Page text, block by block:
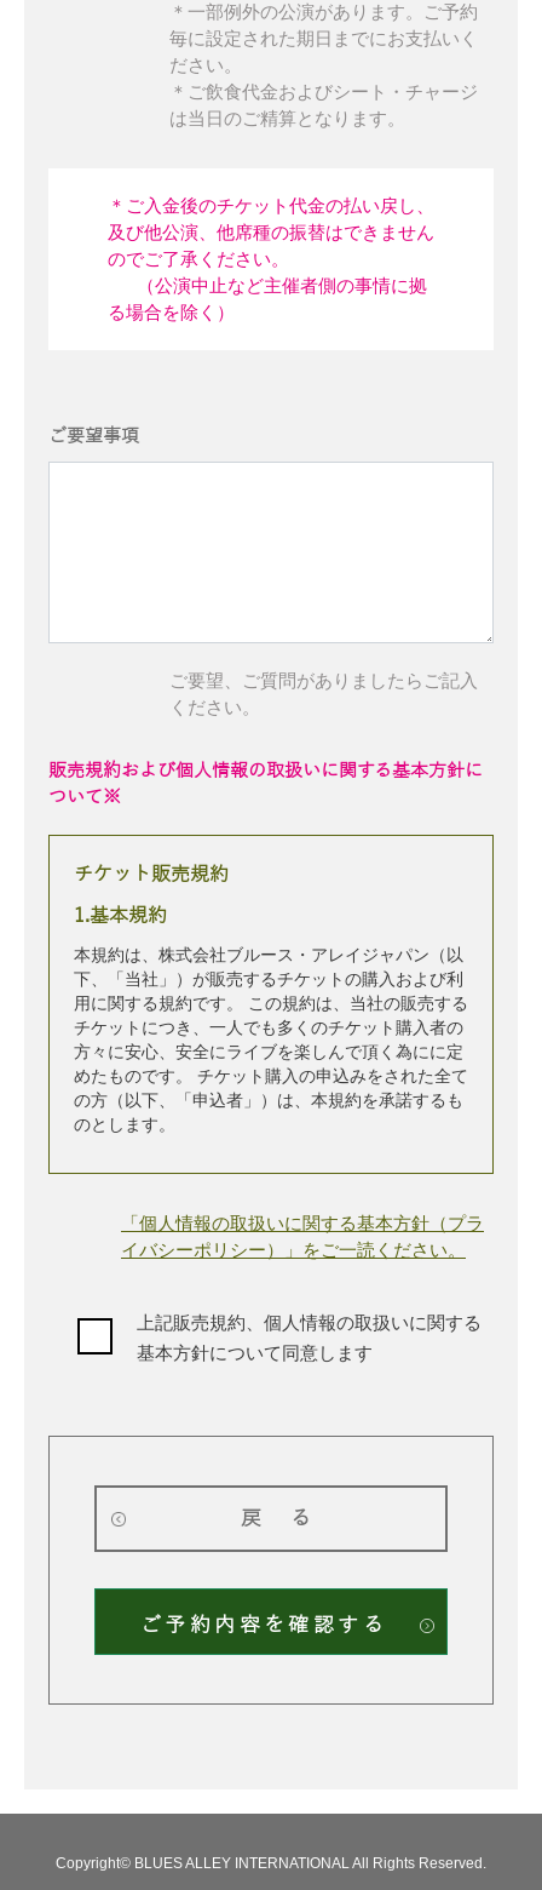
＊一部例外の公演があります。ご予約
毎に設定された期日までにお支払いく
ださい。
＊ご飲食代金およびシート・チャージ
は当日のご精算となります。
＊ご入金後のチケット代金の払い戻し、
及び他公演、他席種の振替はできません
のでご了承ください。
（公演中止など主催者側の事情に拠
る場合を除く）
ご要望事項
ご要望、ご質問がありましたらご記入
ください。
販売規約および個人情報の取扱いに関する基本方針に
ついて※
チケット販売規約
1.基本規約
本規約は、株式会社ブルース・アレイジャパン（以
下、「当社」）が販売するチケットの購入および利
用に関する規約です。 この規約は、当社の販売する
チケットにつき、一人でも多くのチケット購入者の
方々に安心、安全にライブを楽しんで頂く為にに定
めたものです。 チケット購入の申込みをされた全て
の方（以下、「申込者」）は、本規約を承諾するも
のとします。
チケットの販売は、公演毎に当社が適切と判断した
方法により行います。
・座席の配置は、申込の先着順ではないことを申
込者は承諾します。
・チケット代金の入金に際し、指定の期間外での
送金、及び必要事項の記入漏れ、金額違い等、当社
3.申込みの無効
・申込みの際の申告事項に、虚偽の記載、誤記、
「個人情報の取扱いに関する基本方針（プラ
イバシーポリシー）」をご一読ください。
上記販売規約、個人情報の取扱いに関する
基本方針について同意します
戻 る
ご予約内容を確認する
Copyright© BLUES ALLEY INTERNATIONAL All Rights Reserved.